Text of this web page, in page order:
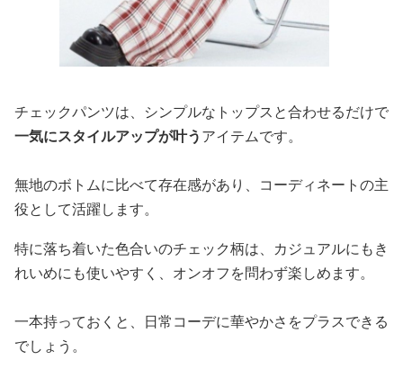
チェックパンツは、シンプルなトップスと合わせるだけで
一気にスタイルアップが叶うアイテムです。
無地のボトムに比べて存在感があり、コーディネートの主
役として活躍します。
特に落ち着いた色合いのチェック柄は、カジュアルにもき
れいめにも使いやすく、オンオフを問わず楽しめます。
一本持っておくと、日常コーデに華やかさをプラスできる
でしょう。